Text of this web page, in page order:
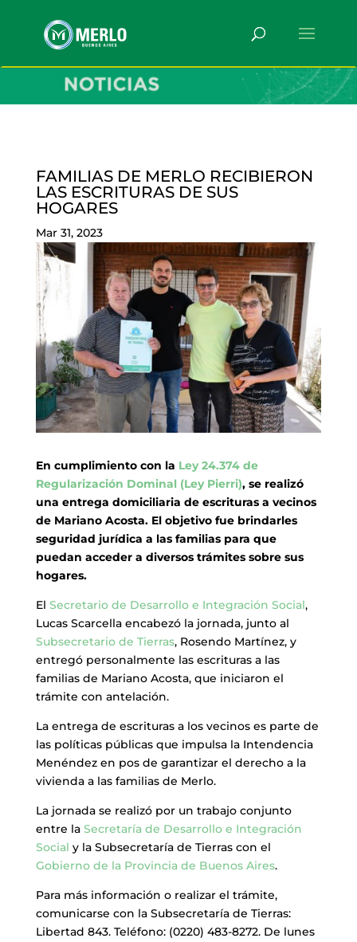
FAMILIAS DE MERLO RECIBIERON
LAS ESCRITURAS DE SUS
HOGARES
Mar 31, 2023
En cumplimiento con la Ley 24.374 de
Regularización Dominal (Ley Pierri), se realizó
una entrega domiciliaria de escrituras a vecinos
de Mariano Acosta. El objetivo fue brindarles
seguridad jurídica a las familias para que
puedan acceder a diversos trámites sobre sus
hogares.
El Secretario de Desarrollo e Integración Social,
Lucas Scarcella encabezó la jornada, junto al
Subsecretario de Tierras, Rosendo Martínez, y
entregó personalmente las escrituras a las
familias de Mariano Acosta, que iniciaron el
trámite con antelación.
La entrega de escrituras a los vecinos es parte de
las políticas públicas que impulsa la Intendencia
Menéndez en pos de garantizar el derecho a la
vivienda a las familias de Merlo.
La jornada se realizó por un trabajo conjunto
entre la Secretaría de Desarrollo e Integración
Social y la Subsecretaría de Tierras con el
Gobierno de la Provincia de Buenos Aires.
Para más información o realizar el trámite,
comunicarse con la Subsecretaría de Tierras:
Libertad 843. Teléfono: (0220) 483-8272. De lunes